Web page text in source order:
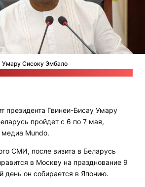
Умару Сисоку Эмбало
президента Гвинеи-Бисау Умару
пройдет с 6 по 7 мая,
медиа Mundo.
СМИ, после визита в Беларусь
в Москву на празднование 9
он собирается в Японию.